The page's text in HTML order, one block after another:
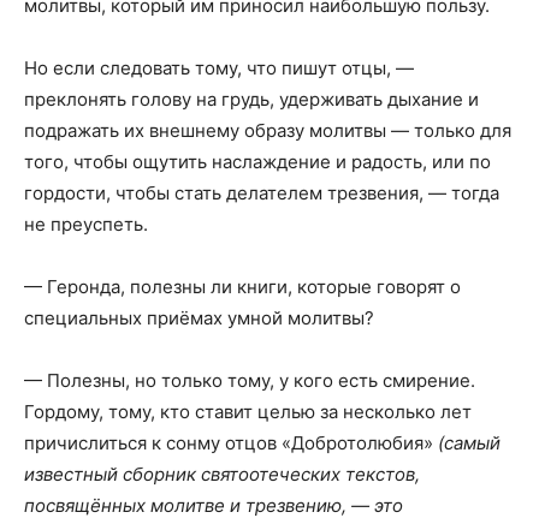
молитвы, который им приносил наибольшую пользу.
Но если следовать тому, что пишут отцы, —
преклонять голову на грудь, удерживать дыхание и
подражать их внешнему образу молитвы — только для
того, чтобы ощутить наслаждение и радость, или по
гордости, чтобы стать делателем трезвения, — тогда
не преуспеть.
— Геронда, полезны ли книги, которые говорят о
специальных приёмах умной молитвы?
— Полезны, но только тому, у кого есть смирение.
Гордому, тому, кто ставит целью за несколько лет
причислиться к сонму отцов «Добротолюбия» (самый
известный сборник святоотеческих текстов,
посвящённых молитве и трезвению, — это